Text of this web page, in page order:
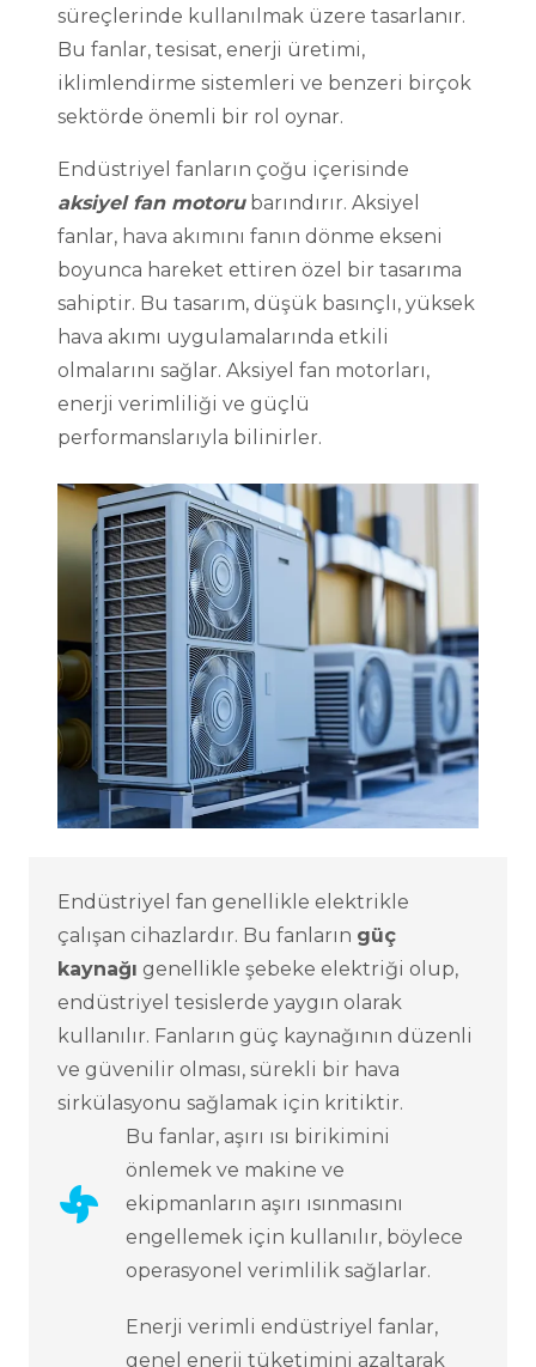
süreçlerinde kullanılmak üzere tasarlanır.
Bu fanlar, tesisat, enerji üretimi,
iklimlendirme sistemleri ve benzeri birçok
sektörde önemli bir rol oynar.
Endüstriyel fanların çoğu içerisinde
aksiyel fan motorubarındırır. Aksiyel
fanlar, hava akımını fanın dönme ekseni
boyunca hareket ettiren özel bir tasarıma
sahiptir. Bu tasarım, düşük basınçlı, yüksek
hava akımı uygulamalarında etkili
olmalarını sağlar. Aksiyel fan motorları,
enerji verimliliği ve güçlü
performanslarıyla bilinirler.
Endüstriyel fan genellikle elektrikle
çalışan cihazlardır. Bu fanların güç
kaynağı genellikle şebeke elektriği olup,
endüstriyel tesislerde yaygın olarak
kullanılır. Fanların güç kaynağının düzenli
ve güvenilir olması, sürekli bir hava
sirkülasyonu sağlamak için kritiktir.
Bu fanlar, aşırı ısı birikimini
önlemek ve makine ve
ekipmanların aşırı ısınmasını
engellemek için kullanılır, böylece
operasyonel verimlilik sağlarlar.
Enerji verimli endüstriyel fanlar,
genel enerji tüketimini azaltarak